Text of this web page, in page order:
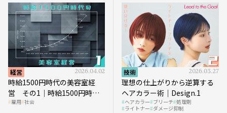
経営 2026.04.02
時給1500円時代の美容室経
営 その1｜時給1500円時代
へ向かう社会的背景
雇用 社会
技術 2026.03.27
理想の仕上がりから逆算する
ヘアカラー術｜Design.1
ヘアカラー ブリーチ 処理剤
ライトナー ダメージ抑制